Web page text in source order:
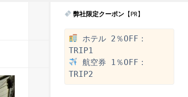
弊社限定クーポン【PR】
ホテル 2％OFF：
航空券 1％OFF：